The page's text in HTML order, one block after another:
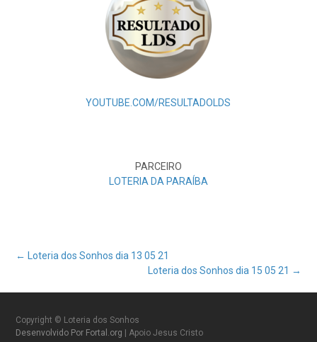
YOUTUBE.COM/RESULTADOLDS
PARCEIRO
LOTERIA DA PARAÍBA
Post
navigation
← Loteria dos Sonhos dia 13 05 21
Loteria dos Sonhos dia 15 05 21 →
Copyright © Loteria dos Sonhos
Desenvolvido Por Fortal.org
| Apoio Jesus Cristo